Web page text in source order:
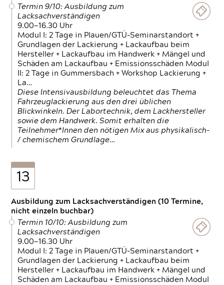
Termin 9/10: Ausbildung zum
Lacksachverständigen
9.00—16.30 Uhr
Modul I: 2 Tage in Plauen/GTÜ-Seminarstandort +
Grundlagen der Lackierung + Lackaufbau beim
Hersteller + Lackaufbau im Handwerk + Mängel und
Schäden am Lackaufbau + Emissionsschäden Modul
II: 2 Tage in Gummersbach + Workshop Lackierung +
La…
Diese Intensivausbildung beleuchtet das Thema
Fahrzeuglackierung aus den drei üblichen
Blickwinkeln. Der Labortechnik, dem Lackhersteller
sowie dem Handwerk. Somit erhalten die
Teilnehmer*Innen den nötigen Mix aus physikalisch-
/ chemischem Grundlage…
13
Ausbildung zum Lacksachverständigen (10 Termine,
nicht einzeln buchbar)
Termin 10/10: Ausbildung zum
Lacksachverständigen
9.00—16.30 Uhr
Modul I: 2 Tage in Plauen/GTÜ-Seminarstandort +
Grundlagen der Lackierung + Lackaufbau beim
Hersteller + Lackaufbau im Handwerk + Mängel und
Schäden am Lackaufbau + Emissionsschäden Modul